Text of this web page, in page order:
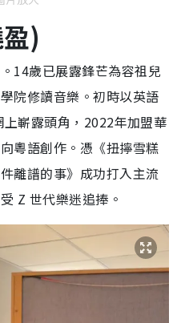
)
14歲已展露鋒芒為容祖兒
院修讀音樂。初時以英語
嶄露頭角，2022年加盟華
粵語創作。憑《扭擰雪糕
離譜的事》成功打入主流
Z 世代樂迷追捧。